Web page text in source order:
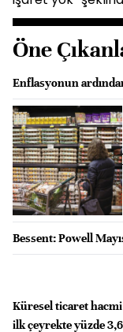
Öne
Enflasyonun
Bessent: Powell
Küresel ticaret
ilk çeyrekte yüzde